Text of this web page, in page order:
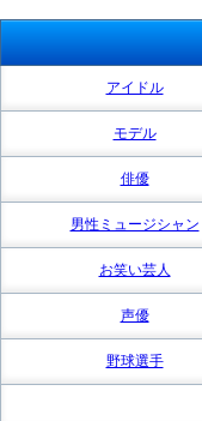
アイドル
モデル
俳優
男性ミュージシャン
お笑い芸人
声優
野球選手